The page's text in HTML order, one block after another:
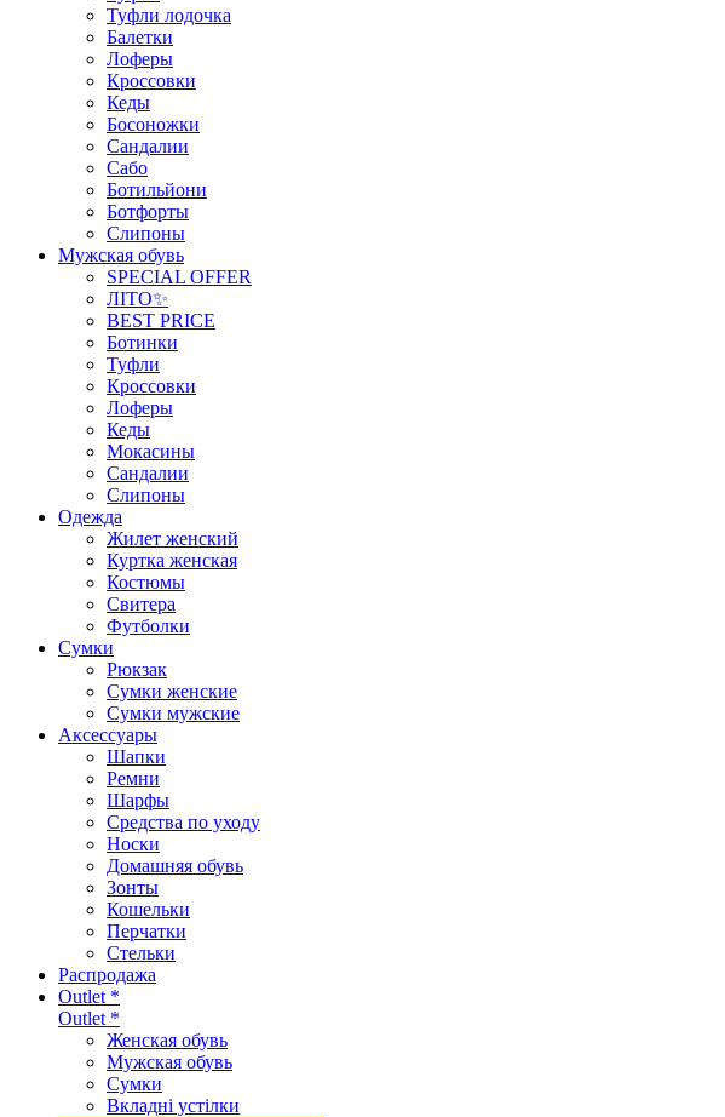
Туфли лодочка
Балетки
Лоферы
Кроссовки
Кеды
Босоножки
Сандалии
Сабо
Ботильйони
Ботфорты
Слипоны
Мужская обувь
SPECIAL OFFER
ЛІТО✨
BEST PRICE
Ботинки
Туфли
Кроссовки
Лоферы
Кеды
Мокасины
Сандалии
Слипоны
Одежда
Жилет женский
Куртка женская
Костюмы
Свитера
Футболки
Сумки
Рюкзак
Сумки женские
Сумки мужские
Аксеcсуары
Шапки
Ремни
Шарфы
Средства по уходу
Носки
Домашняя обувь
Зонты
Кошельки
Перчатки
Стельки
Распродажа
Outlet *
Outlet *
Женская обувь
Мужская обувь
Сумки
Вкладні устілки